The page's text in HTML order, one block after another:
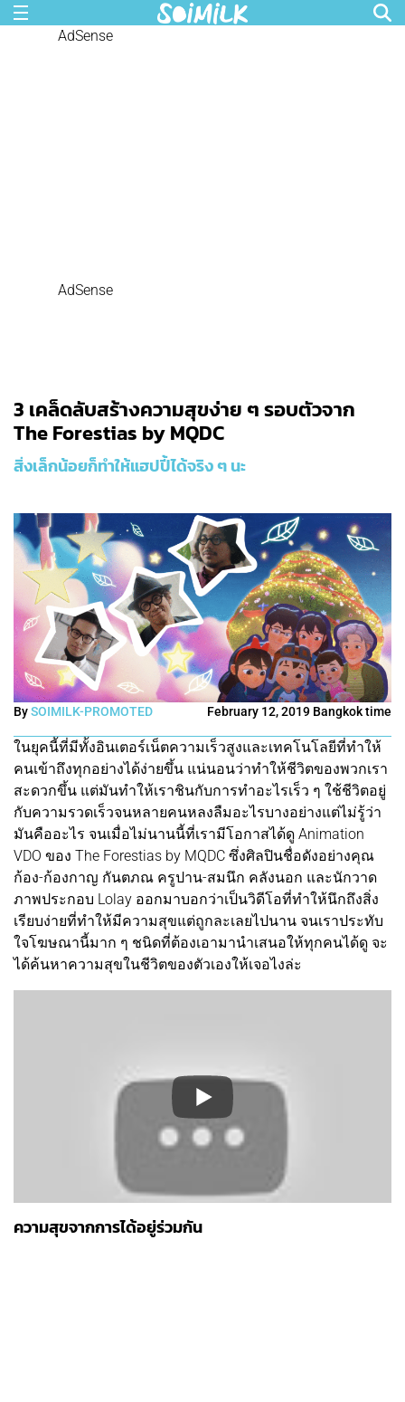
AdSense
AdSense
3 เคล็ดลับสร้างความสุขง่าย ๆ รอบตัวจาก
The Forestias by MQDC
สิ่งเล็กน้อยก็ทำให้แฮปปี้ได้จริง ๆ นะ
BySOIMILK-PROMOTED February 12, 2019 Bangkok time
ในยุคนี้ที่มีทั้งอินเตอร์เน็ตความเร็วสูงและเทคโนโลยีที่ทำให้
คนเข้าถึงทุกอย่างได้ง่ายขึ้น แน่นอนว่าทำให้ชีวิตของพวกเรา
สะดวกขึ้น แต่มันทำให้เราชินกับการทำอะไรเร็ว ๆ ใช้ชีวิตอยู่
กับความรวดเร็วจนหลายคนหลงลืมอะไรบางอย่างแต่ไม่รู้ว่า
มันคืออะไร จนเมื่อไม่นานนี้ที่เรามีโอกาสได้ดู Animation
VDO ของ The Forestias by MQDC ซึ่งศิลปินชื่อดังอย่างคุณ
ก้อง-ก้องกาญ กันตภณ ครูปาน-สมนึก คลังนอก และนักวาด
ภาพประกอบ Lolay ออกมาบอกว่าเป็นวิดีโอที่ทำให้นึกถึงสิ่ง
เรียบง่ายที่ทำให้มีความสุขแต่ถูกละเลยไปนาน จนเราประทับ
ใจโฆษณานี้มาก ๆ ชนิดที่ต้องเอามานำเสนอให้ทุกคนได้ดู จะ
ได้ค้นหาความสุขในชีวิตของตัวเองให้เจอไงล่ะ
ความสุขจากการได้อยู่ร่วมกัน